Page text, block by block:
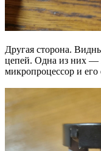
Другая сторона.
цепей. Одна из них
микропроцессор и его